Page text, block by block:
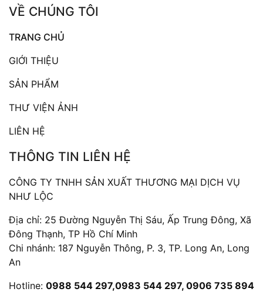
VỀ CHÚNG TÔI
TRANG CHỦ
GIỚI THIỆU
SẢN PHẨM
THƯ VIỆN ẢNH
LIÊN HỆ
THÔNG TIN LIÊN HỆ
CÔNG TY TNHH SẢN XUẤT THƯƠNG MẠI DỊCH VỤ
NHƯ LỘC
Địa chỉ: 25 Đường Nguyễn Thị Sáu, Ấp Trung Đông, Xã
Đông Thạnh, TP Hồ Chí Minh
Chi nhánh: 187 Nguyễn Thông, P. 3, TP. Long An, Long
An
Hotline: 0988 544 297,0983 544 297, 0906 735 894